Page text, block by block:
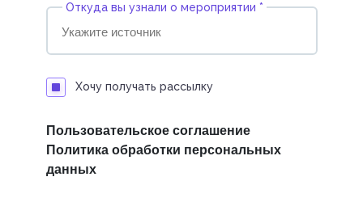
Откуда вы узнали о мероприятии *
Хочу получать рассылку
Пользовательское соглашение
Политика обработки персональных
данных